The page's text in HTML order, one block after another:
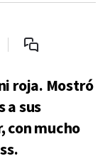
roja. Mostró
a sus
con mucho